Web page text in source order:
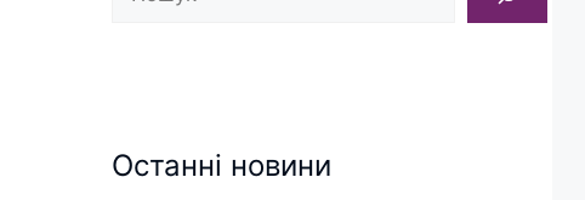
Останні новини